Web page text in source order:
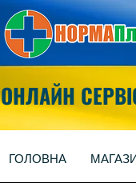
ОНЛАЙН
ГОЛОВНА